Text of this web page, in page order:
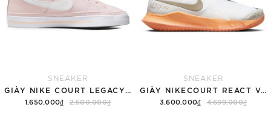
SNEAKER
1.650.000₫ 2.500.000₫
SNEAKER
3.600.000₫ 4.699.000₫